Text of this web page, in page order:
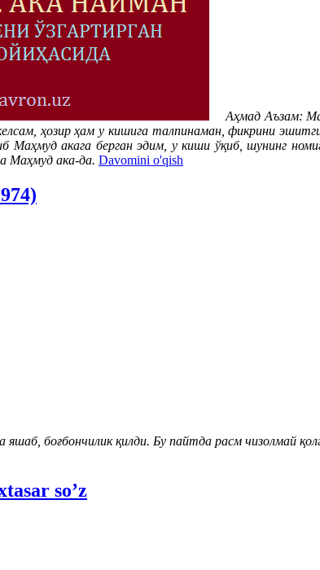
Аҳмад Аъзам:
ҳозир ҳам у кишига талпинаман, фикрини
акага берган эдим, у киши ўқиб, шунинг
Маҳмуд ака-да. Davomini o'qish
боғбончилик қилди. Бу пайтда расм чизолмай
so’z